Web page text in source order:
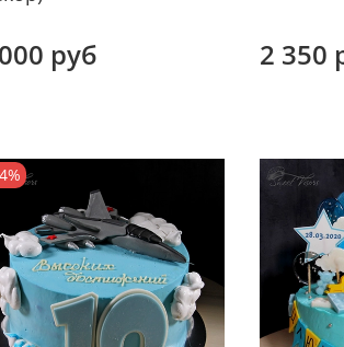
руб 2 350